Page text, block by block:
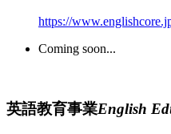
https://
Coming soon...
英語教育事業English